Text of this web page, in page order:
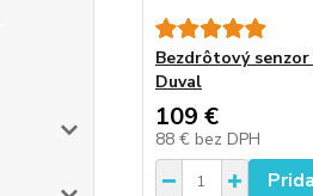
Bezdrôtový
Duval
109 €
88 € bez DPH